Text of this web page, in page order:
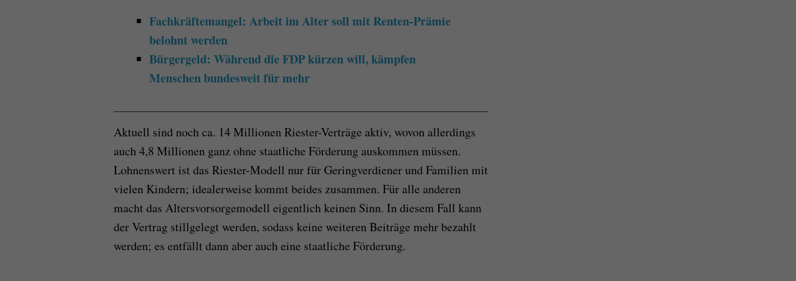
Fachkräftemangel: Arbeit im Alter soll mit Renten-Prämie
belohnt werden
Bürgergeld: Während die FDP kürzen will, kämpfen
Menschen bundesweit für mehr
Aktuell sind noch ca. 14 Millionen Riester-Verträge aktiv, wovon allerdings
auch 4,8 Millionen ganz ohne staatliche Förderung auskommen müssen.
Lohnenswert ist das Riester-Modell nur für Geringverdiener und Familien mit
vielen Kindern; idealerweise kommt beides zusammen. Für alle anderen
macht das Altersvorsorgemodell eigentlich keinen Sinn. In diesem Fall kann
der Vertrag stillgelegt werden, sodass keine weiteren Beiträge mehr bezahlt
werden; es entfällt dann aber auch eine staatliche Förderung.